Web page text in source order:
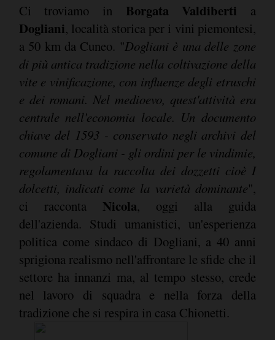
Ci troviamo in Borgata Valdiberti a
Dogliani, località storica per i vini piemontesi,
a 50 km da Cuneo. "Dogliani è una delle zone
di più antica tradizione nella coltivazione della
vite e vinificazione, con influenze degli etruschi
e dei romani. Nel medioevo, quest'attività era
centrale nell'economia locale. Un documento
chiave del 1593 - conservato negli archivi del
comune di Dogliani - gli ordini per le vindimie,
regolamentava la raccolta dei dozzetti cioè I
dolcetti, indicati come la varietà dominante",
ci racconta Nicola, oggi alla guida
dell'azienda. Studi umanistici, un'esperienza
politica come sindaco di Dogliani, a 40 anni
sprigiona realismo nell'affrontare le sfide che il
settore ha innanzi ma, al tempo stesso, crede
nel lavoro di squadra e nella forza della
tradizione che si respira in casa Chionetti.